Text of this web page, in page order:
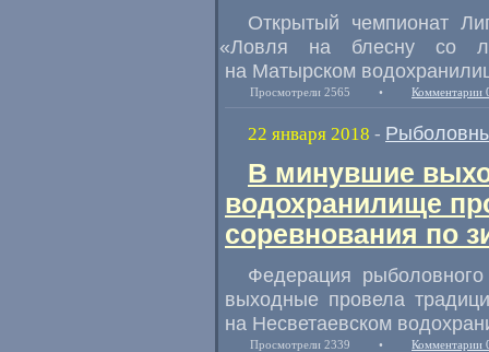
Открытый чемпионат
«Ловля на блесну со
на Матырском
Просмотрели 2565 • Комментарии
22 января 2018 -
В минувшие
водохранилище
соревнования по
Федерация
выходные провела
на Несветаевском
Просмотрели 2339 • Комментарии